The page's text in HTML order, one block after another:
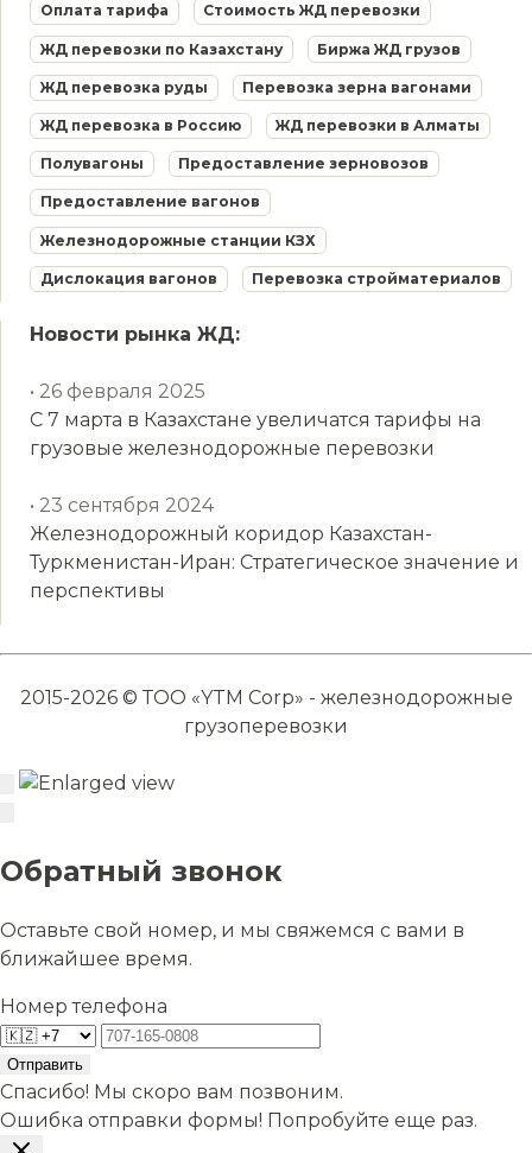
Оплата тарифа Стоимость ЖД перевозки
ЖД перевозки по Казахстану Биржа ЖД грузов
ЖД перевозка руды Перевозка зерна вагонами
ЖД перевозка в Россию ЖД перевозки в Алматы
Полувагоны Предоставление зерновозов
Предоставление вагонов
Железнодорожные станции КЗХ
Дислокация вагонов Перевозка стройматериалов
Новости рынка ЖД:
• 26 февраля 2025
С 7 марта в Казахстане увеличатся тарифы на
грузовые железнодорожные перевозки
• 23 сентября 2024
Железнодорожный коридор Казахстан-
Туркменистан-Иран: Стратегическое значение и
перспективы
2015-2026 © ТОО «YTM Corp» - железнодорожные
грузоперевозки
Обратный звонок
Оставьте свой номер, и мы свяжемся с вами в
ближайшее время.
Номер телефона
Отправить
Спасибо! Мы скоро вам позвоним.
Ошибка отправки формы! Попробуйте еще раз.